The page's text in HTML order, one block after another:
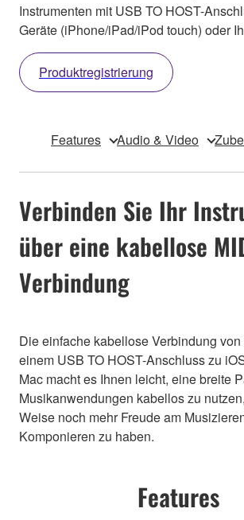
Instrumenten mit USB TO HOST-
Geräte (iPhone/iPad/iPod touch) oder
Produktregistrierung
Features Audio & Video
Verbinden Sie Ihr
über eine kabellose
Verbindung
Die einfache kabellose Verbindung
einem USB TO HOST-Anschluss zu
Mac macht es Ihnen leicht, eine breite
Musikanwendungen kabellos zu
Weise noch mehr Freude am
Komponieren zu haben.
Features